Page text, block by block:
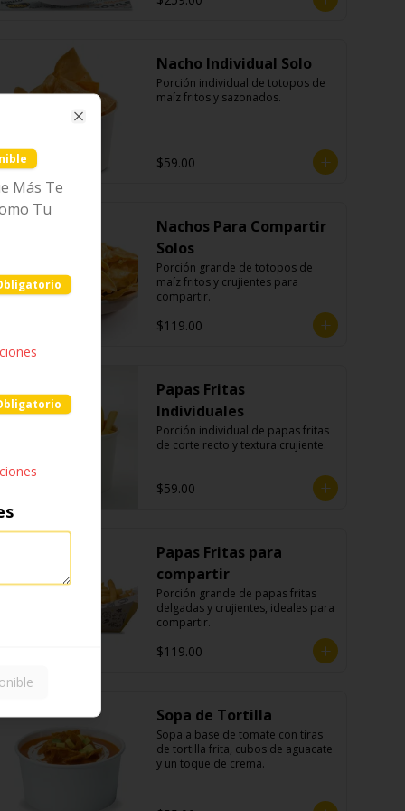
Nacho Individual Solo
Porción individual de totopos de
maíz fritos y sazonados.
$59.00
Nachos Para Compartir
Solos
Porción grande de totopos de
maíz fritos y crujientes para
compartir.
$119.00
Papas Fritas
Individuales
Porción individual de papas fritas
de corte recto y textura crujiente.
$59.00
Papas Fritas para
compartir
Porción grande de papas fritas
delgadas y crujientes, ideales para
compartir.
$119.00
Sopa de Tortilla
Sopa a base de tomate con tiras
de tortilla frita, cubos de aguacate
y un toque de crema.
Más Te
Tu